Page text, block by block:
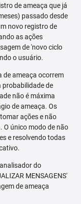
de ameaça que já
passado desde
novo registro de
as ações
de 'novo ciclo
o usuário.
de ameaça ocorrem
probabilidade de
não é máxima
de ameaça. Os
ações e não
O único modo de não
e resolvendo todas
do
MENSAGENS'
de ameaça